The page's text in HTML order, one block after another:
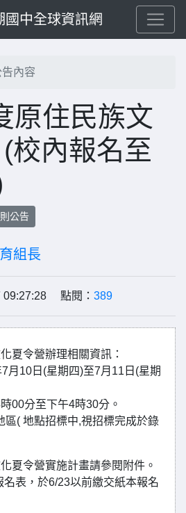
國中全球資訊網
告內容
原住民族文
校內報名至
公告
組長
09:27:28 點閱： 389
夏令營辦理相關資訊：
月10日(星期四)至7月11日(星期
00分至下午4時30分。
區( 地點招標中,視招標完成於錄
夏令營實施計畫請參閱附件。
表，於6/23以前繳交紙本報名